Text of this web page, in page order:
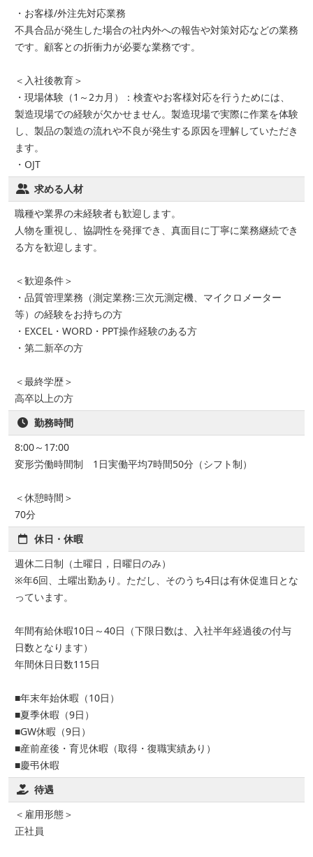
・お客様/外注先対応業務
不具合品が発生した場合の社内外への報告や対策対応などの業務
です。顧客との折衝力が必要な業務です。
＜入社後教育＞
・現場体験（1～2カ月）：検査やお客様対応を行うためには、
製造現場での経験が欠かせません。製造現場で実際に作業を体験
し、製品の製造の流れや不良が発生する原因を理解していただき
ます。
・OJT
求める人材
職種や業界の未経験者も歓迎します。
人物を重視し、協調性を発揮でき、真面目に丁寧に業務継続でき
る方を歓迎します。
＜歓迎条件＞
・品質管理業務（測定業務:三次元測定機、マイクロメーター
等）の経験をお持ちの方
・EXCEL・WORD・PPT操作経験のある方
・第二新卒の方
＜最終学歴＞
高卒以上の方
勤務時間
8:00～17:00
変形労働時間制 1日実働平均7時間50分（シフト制）
＜休憩時間＞
70分
休日・休暇
週休二日制（土曜日，日曜日のみ）
※年6回、土曜出勤あり。ただし、そのうち4日は有休促進日とな
っています。
年間有給休暇10日～40日（下限日数は、入社半年経過後の付与
日数となります）
年間休日日数115日
■年末年始休暇（10日）
■夏季休暇（9日）
■GW休暇（9日）
■産前産後・育児休暇（取得・復職実績あり）
■慶弔休暇
待遇
＜雇用形態＞
正社員